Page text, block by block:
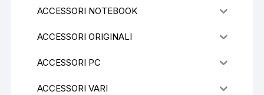
ACCESSORI NOTEBOOK
ACCESSORI ORIGINALI
ACCESSORI PC
ACCESSORI VARI